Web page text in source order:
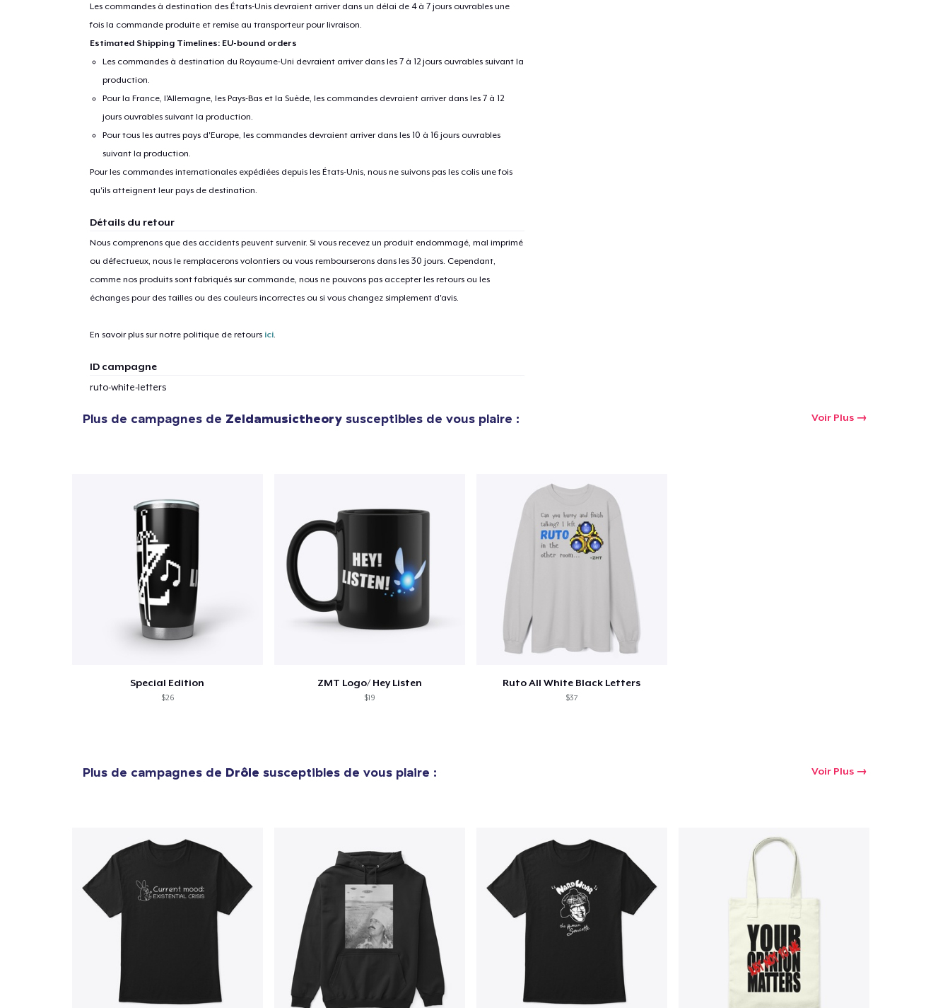
Les commandes à destination des États-Unis devraient arriver dans un délai de 4 à 7 jours ouvrables une
fois la commande produite et remise au transporteur pour livraison.
Estimated Shipping Timelines: EU-bound orders
Les commandes à destination du Royaume-Uni devraient arriver dans les 7 à 12 jours ouvrables suivant la
production.
Pour la France, l'Allemagne, les Pays-Bas et la Suède, les commandes devraient arriver dans les 7 à 12
jours ouvrables suivant la production.
Pour tous les autres pays d'Europe, les commandes devraient arriver dans les 10 à 16 jours ouvrables
suivant la production.
Pour les commandes internationales expédiées depuis les États-Unis, nous ne suivons pas les colis une fois
qu'ils atteignent leur pays de destination.
Détails du retour
Nous comprenons que des accidents peuvent survenir. Si vous recevez un produit endommagé, mal imprimé
ou défectueux, nous le remplacerons volontiers ou vous rembourserons dans les 30 jours. Cependant,
comme nos produits sont fabriqués sur commande, nous ne pouvons pas accepter les retours ou les
échanges pour des tailles ou des couleurs incorrectes ou si vous changez simplement d'avis.
En savoir plus sur notre politique de retours ici.
ID campagne
ruto-white-letters
Plus de campagnes de Zeldamusictheory susceptibles de vous plaire : Voir Plus
Special Edition
$26
ZMT Logo/ Hey Listen
$19
Ruto All White Black Letters
$37
Plus de campagnes de Drôle susceptibles de vous plaire : Voir Plus
Vérification
Continuer Mes Achats
Tru Transfer Printed Classic Long Sleeve Tee
36,99 $US
Unisex Premium Pullover Hoodie
Unisex Classic Crewneck Sweatshirt